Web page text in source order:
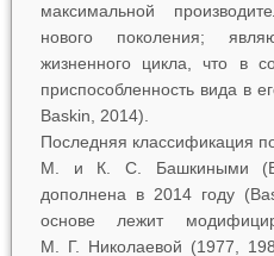
максимальной
нового поколения;
жизненного цикла, что в
приспособленность вида в
Baskin, 2014).
Последняя классификация
М. и К. С. Башкиными
дополнена в 2014 году
основе лежит
М. Г. Николаевой (1977,